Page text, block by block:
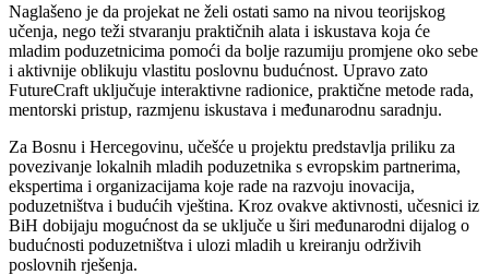
Naglašeno je da projekat ne želi ostati samo na nivou teorijskog
učenja, nego teži stvaranju praktičnih alata i iskustava koja će
mladim poduzetnicima pomoći da bolje razumiju promjene oko sebe
i aktivnije oblikuju vlastitu poslovnu budućnost. Upravo zato
FutureCraft uključuje interaktivne radionice, praktične metode rada,
mentorski pristup, razmjenu iskustava i međunarodnu saradnju.
Za Bosnu i Hercegovinu, učešće u projektu predstavlja priliku za
povezivanje lokalnih mladih poduzetnika s evropskim partnerima,
ekspertima i organizacijama koje rade na razvoju inovacija,
poduzetništva i budućih vještina. Kroz ovakve aktivnosti, učesnici iz
BiH dobijaju mogućnost da se uključe u širi međunarodni dijalog o
budućnosti poduzetništva i ulozi mladih u kreiranju održivih
poslovnih rješenja.